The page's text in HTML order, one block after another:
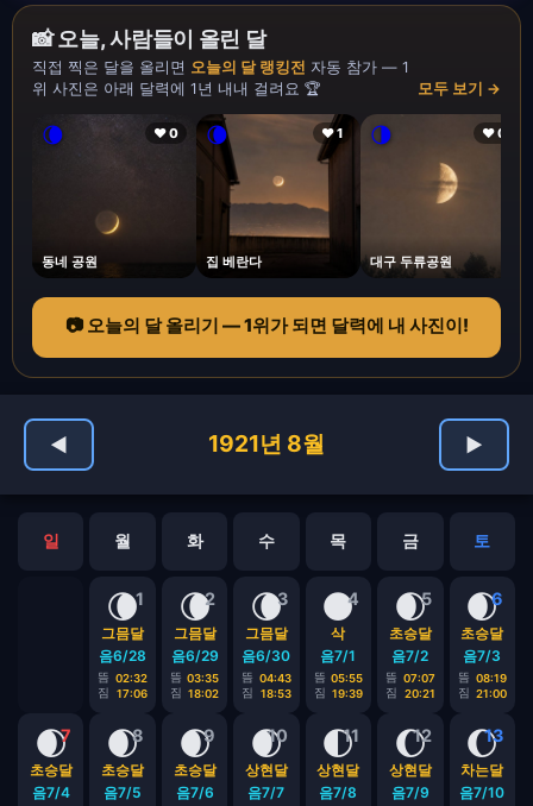
📸 오늘, 사람들이 올린 달
직접 찍은 달을 올리면 오늘의 달 랭킹전 자동 참가 — 1
위 사진은 아래 달력에 1년 내내 걸려요 🏆
모두 보기 →
🌘 ❤ 0
동네 공원
🌘 ❤ 1
집 베란다
🌗 ❤ 0
대구 두류공원
📷 오늘의 달 올리기 — 1위가 되면 달력에 내 사진이!
◀ 1921년 8월 ▶
일 월 화 수 목 금 토
1
🌘
그믐달
음6/28
뜸 02:32
짐
17:06
2
🌘
그믐달
음6/29
뜸 03:35
짐 18:02
3
🌘
그믐달
음6/30
뜸 04:43
짐
18:53
4
🌑
삭
음7/1
뜸 05:55
짐 19:39
5
🌒
초승달
음7/2
뜸 07:07
짐
20:21
6
🌒
초승달
음7/3
뜸 08:19
짐 21:00
7
🌒
초승달
음7/4
8
🌒
초승달
음7/5
9
🌒
초승달
음7/6
10
🌒
상현달
음7/7
11
🌓
상현달
음7/8
12
🌔
상현달
음7/9
13
🌔
차는달
음7/10